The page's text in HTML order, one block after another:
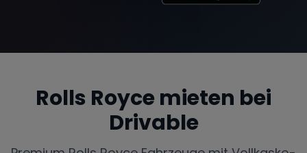
Rolls Roycemieten bei
Drivable